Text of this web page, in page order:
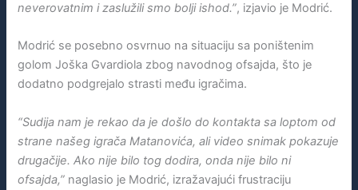
neverovatnim i zaslužili smo bolji ishod.”, izjavio je Modrić.
Modrić se posebno osvrnuo na situaciju sa poništenim
golom Joška Gvardiola zbog navodnog ofsajda, što je
dodatno podgrejalo strasti među igračima.
“Sudija nam je rekao da je došlo do kontakta sa loptom od
strane našeg igrača Matanovića, ali video snimak pokazuje
drugačije. Ako nije bilo tog dodira, onda nije bilo ni
ofsajda,” naglasio je Modrić, izražavajući frustraciju